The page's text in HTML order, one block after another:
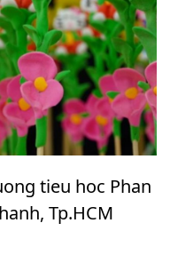
tieu hoc Phan
Tp.HCM